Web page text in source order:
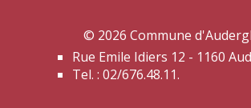
© 2026 Commune
Rue Emile Idiers 12 - 1160
Tel. : 02/676.48.11.